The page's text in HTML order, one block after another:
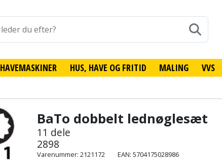
HAVEMASKINER HUS, HAVE OG FRITID MALING VVS
BaTo dobbelt lednøglesæt
11 dele
2898
Varenummer: 2121172 EAN: 5704175028986